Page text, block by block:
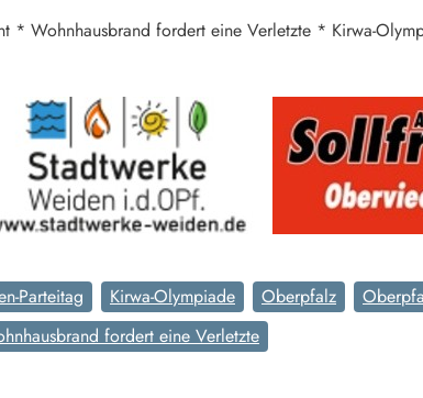
* Wohnhausbrand fordert eine Verletzte * Kirwa-
Parteitag Kirwa-Olympiade Oberpfalz
fordert eine Verletzte